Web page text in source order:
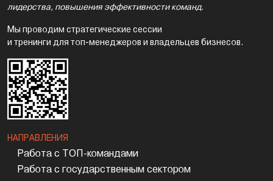
лидерства, повышения эффективности команд.
Мы проводим стратегические сессии
и тренинги для топ-менеджеров и владельцев бизнесов.
НАПРАВЛЕНИЯ
Работа с ТОП-командами
Работа с государственным сектором